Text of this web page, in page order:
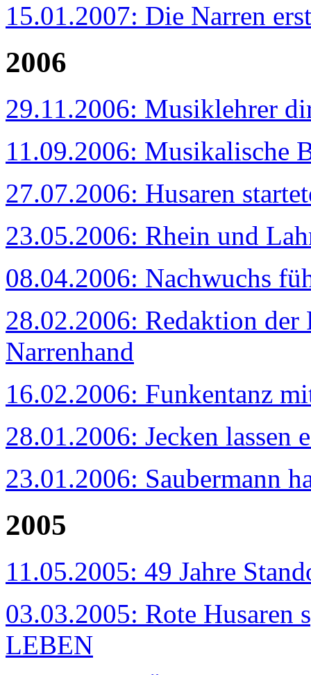
15.01.2007: Die Narren
2006
29.11.2006: Musiklehrer
11.09.2006: Musikalische
27.07.2006: Husaren
23.05.2006: Rhein und
08.04.2006: Nachwuchs
28.02.2006: Redaktion
Narrenhand
16.02.2006: Funkentanz
28.01.2006: Jecken lassen
23.01.2006: Saubermann
2005
11.05.2005: 49 Jahre
03.03.2005: Rote Husaren
LEBEN